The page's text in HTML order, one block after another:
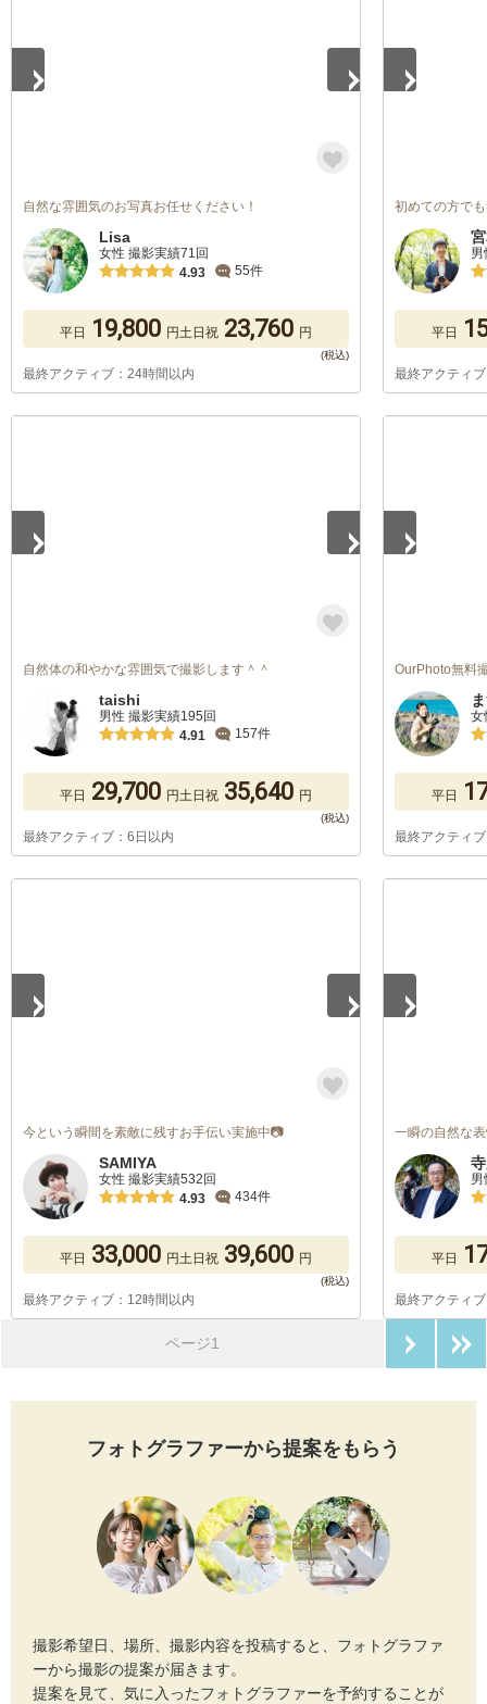
自然な雰囲気のお写真お任せください！
Lisa
女性 撮影実績71回
4.93
55件
平日 19,800 円土日祝 23,760 円
最終アクティブ：24時間以内
初めての方で
平日
最終アクティ
自然体の和やかな雰囲気で撮影します＾＾
taishi
男性 撮影実績195回
4.91
157件
平日 29,700 円土日祝 35,640 円
最終アクティブ：6日以内
OurPhoto無料
女
平日
最終アクティ
今という瞬間を素敵に残すお手伝い実施中📷
SAMIYA
女性 撮影実績532回
4.93
434件
平日 33,000 円土日祝 39,600 円
最終アクティブ：12時間以内
一瞬の自然な
平日
最終アクティ
ページ1
フォトグラファーから提案をもらう
撮影希望日、場所、撮影内容を投稿すると、フォトグラファ
ーから撮影の提案が届きます。
提案を見て、気に入ったフォトグラファーを予約することが